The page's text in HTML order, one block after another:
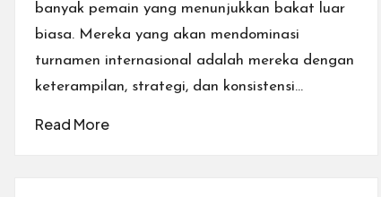
banyak pemain yang menunjukkan bakat luar
biasa. Mereka yang akan mendominasi
turnamen internasional adalah mereka dengan
keterampilan, strategi, dan konsistensi…
Read More